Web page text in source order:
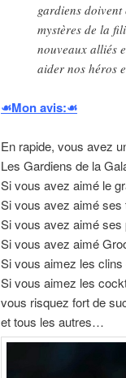
gardiens
mystères de la
nouveaux alliés
aider nos héros
☙Mon avis:☙
En rapide, vous avez
Les Gardiens de la
Si vous avez aimé le
Si vous avez aimé
Si vous avez aimé ses
Si vous avez aimé
Si vous aimez les
Si vous aimez les
vous risquez fort de
et tous les autres…